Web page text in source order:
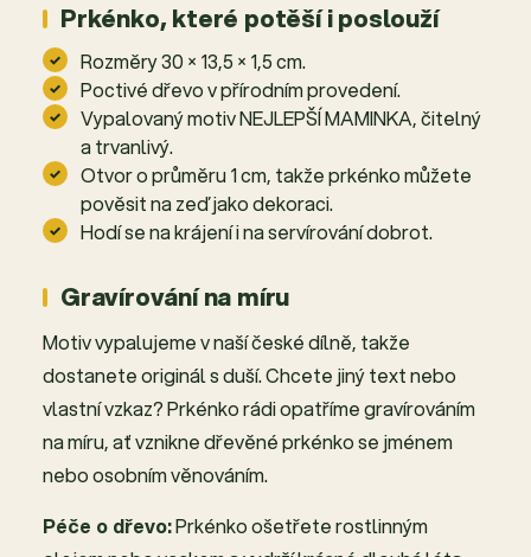
Prkénko, které potěší i poslouží
Rozměry 30 × 13,5 × 1,5 cm.
Poctivé dřevo v přírodním provedení.
Vypalovaný motiv NEJLEPŠÍ MAMINKA, čitelný
a trvanlivý.
Otvor o průměru 1 cm, takže prkénko můžete
pověsit na zeď jako dekoraci.
Hodí se na krájení i na servírování dobrot.
Gravírování na míru
Motiv vypalujeme v naší české dílně, takže
dostanete originál s duší. Chcete jiný text nebo
vlastní vzkaz? Prkénko rádi opatříme gravírováním
na míru, ať vznikne dřevěné prkénko se jménem
nebo osobním věnováním.
Péče o dřevo:Prkénko ošetřete rostlinným